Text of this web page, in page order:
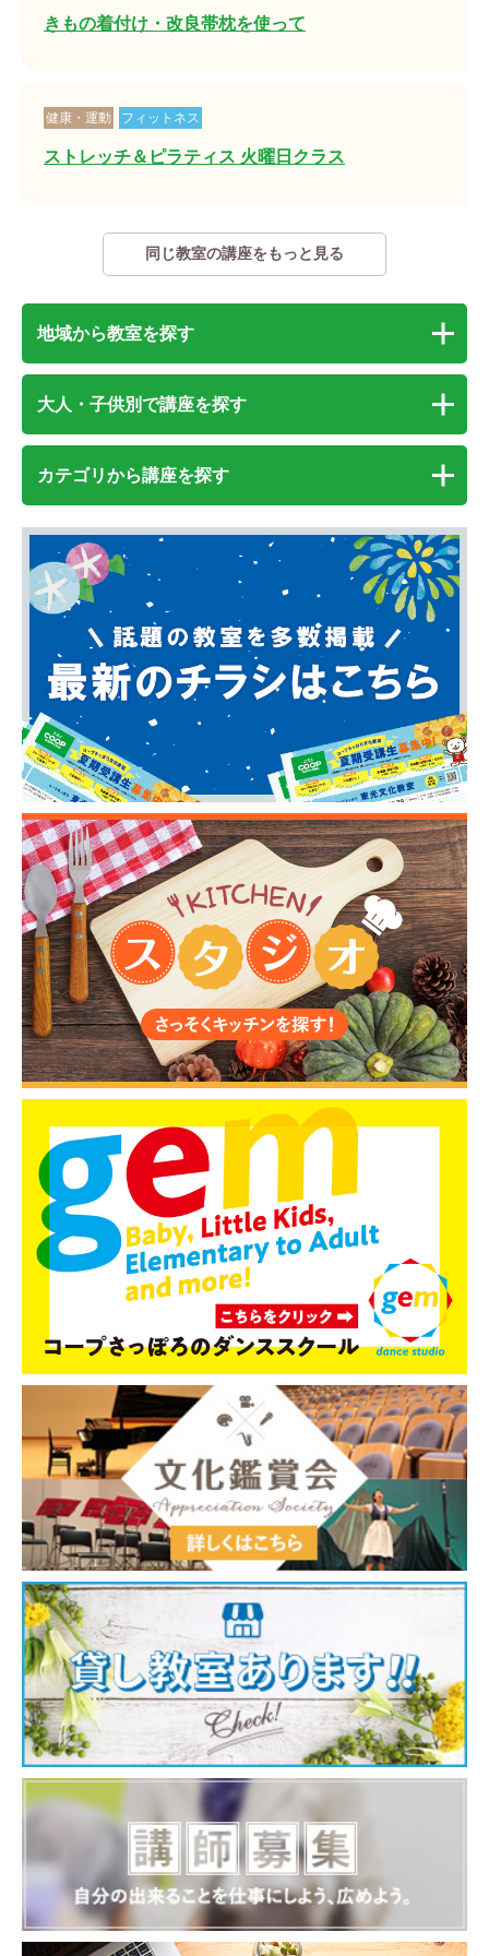
きもの着付け・改良帯枕を使って
健康・運動 フィットネス
ストレッチ＆ピラティス 火曜日クラス
同じ教室の講座をもっと見る
地域から教室を探す
大人・子供別で講座を探す
カテゴリから講座を探す